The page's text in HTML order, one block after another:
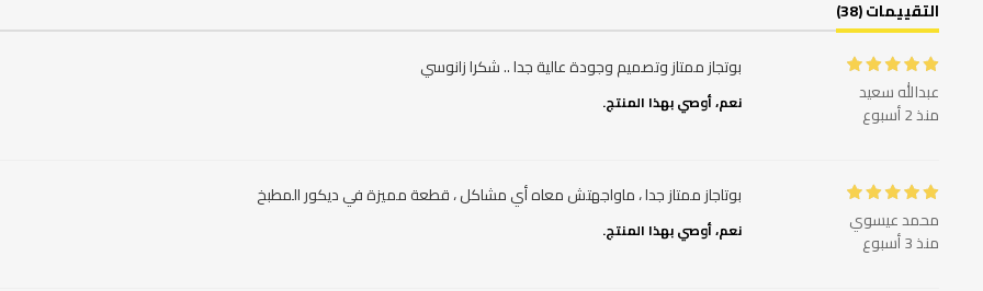
التقييمات (38)
عبدالله سعيد
منذ 2 أسبوع
بوتجاز ممتاز وتصميم وجودة عالية جدا .. شكرا زانوسي
نعم، أوصي بهذا المنتج.
محمد عيسوي
منذ 3 أسبوع
بوتاجاز ممتاز جدا ، ماواجهتش معاه أي مشاكل ، قطعة مميزة في ديكور المطبخ
نعم، أوصي بهذا المنتج.